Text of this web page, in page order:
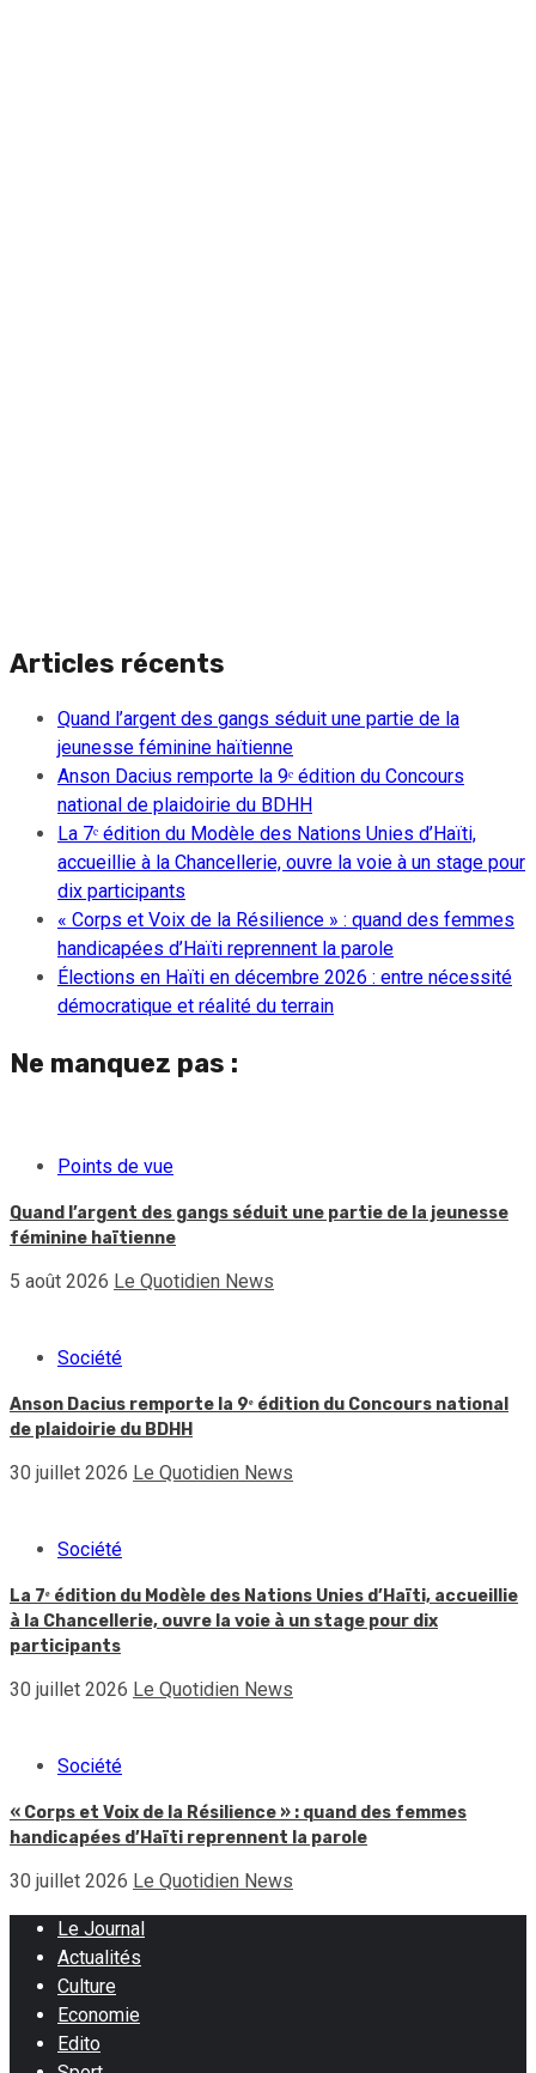
Articles récents
Quand l’argent des gangs séduit une partie de la
jeunesse féminine haïtienne
Anson Dacius remporte la 9ᵉ édition du Concours
national de plaidoirie du BDHH
La 7ᵉ édition du Modèle des Nations Unies d’Haïti,
accueillie à la Chancellerie, ouvre la voie à un stage pour
dix participants
« Corps et Voix de la Résilience » : quand des femmes
handicapées d’Haïti reprennent la parole
Élections en Haïti en décembre 2026 : entre nécessité
démocratique et réalité du terrain
Ne manquez pas :
Points de vue
Quand l’argent des gangs séduit une partie de la jeunesse
féminine haïtienne
5 août 2026 Le Quotidien News
Société
Anson Dacius remporte la 9ᵉ édition du Concours national
de plaidoirie du BDHH
30 juillet 2026 Le Quotidien News
Société
La 7ᵉ édition du Modèle des Nations Unies d’Haïti, accueillie
à la Chancellerie, ouvre la voie à un stage pour dix
participants
30 juillet 2026 Le Quotidien News
Société
« Corps et Voix de la Résilience » : quand des femmes
handicapées d’Haïti reprennent la parole
30 juillet 2026 Le Quotidien News
Le Journal
Actualités
Culture
Economie
Edito